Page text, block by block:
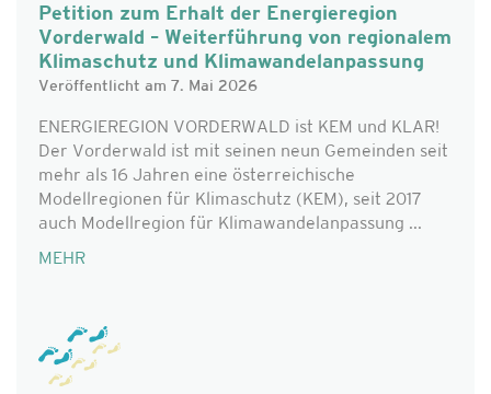
Petition zum Erhalt der Energieregion
Vorderwald – Weiterführung von regionalem
Klimaschutz und Klimawandelanpassung
Veröffentlicht am 7. Mai 2026
ENERGIEREGION VORDERWALD ist KEM und KLAR!
Der Vorderwald ist mit seinen neun Gemeinden seit
mehr als 16 Jahren eine österreichische
Modellregionen für Klimaschutz (KEM), seit 2017
auch Modellregion für Klimawandelanpassung ...
MEHR